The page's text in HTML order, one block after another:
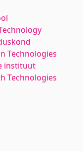
Technologies
instituut
Technologies